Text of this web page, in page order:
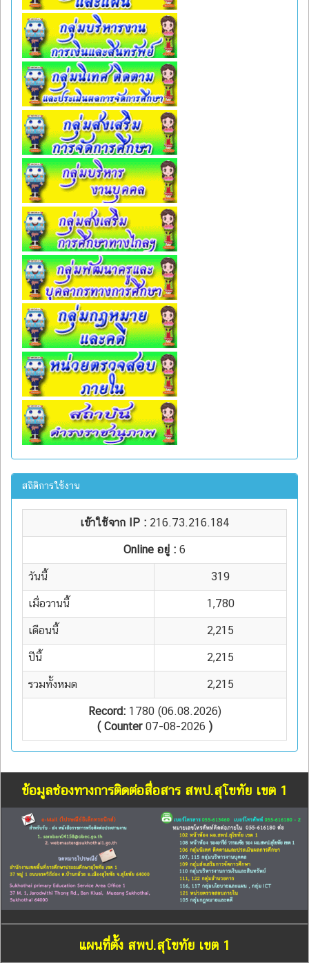
สถิติการใช้งาน
เข้าใช้จาก IP : 216.73.216.184
Online อยู่ : 6
วันนี้ 319
เมื่อวานนี้ 1,780
เดือนนี้ 2,215
ปีนี้ 2,215
รวมทั้งหมด 2,215
Record:1780 (06.08.2026)
( Counter07-08-2026 )
ข้อมูลช่องทางการติดต่อสื่อสาร สพป.สุโขทัย เขต 1
แผนที่ตั้ง สพป.สุโขทัย เขต 1